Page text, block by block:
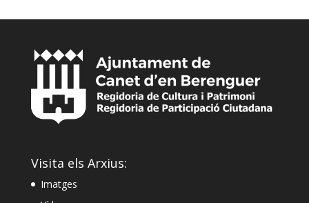
Visita els Arxius:
Imatges